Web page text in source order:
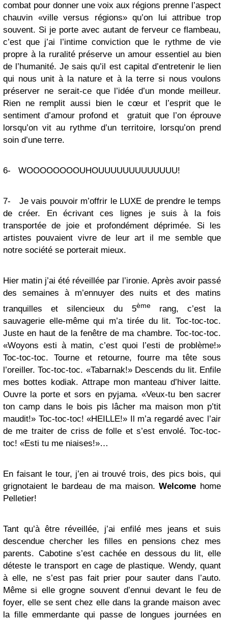
combat pour donner une voix aux régions prenne l’aspect
chauvin «ville versus régions» qu’on lui attribue trop
souvent. Si je porte avec autant de ferveur ce flambeau,
c’est que j’ai l’intime conviction que le rythme de vie
propre à la ruralité préserve un amour essentiel au bien
de l’humanité. Je sais qu’il est capital d’entretenir le lien
qui nous unit à la nature et à la terre si nous voulons
préserver ne serait-ce que l’idée d’un monde meilleur.
Rien ne remplit aussi bien le cœur et l’esprit que le
sentiment d’amour profond et gratuit que l’on éprouve
lorsqu’on vit au rythme d’un territoire, lorsqu’on prend
soin d’une terre.
6- WOOOOOOOOUHOUUUUUUUUUUUUU!
7- Je vais pouvoir m’offrir le LUXE de prendre le temps
de créer. En écrivant ces lignes je suis à la fois
transportée de joie et profondément déprimée. Si les
artistes pouvaient vivre de leur art il me semble que
notre société se porterait mieux.
Hier matin j’ai été réveillée par l’ironie. Après avoir passé
des semaines à m’ennuyer des nuits et des matins
tranquilles et silencieux du 5èmerang, c’est la
sauvagerie elle-même qui m’a tirée du lit. Toc-toc-toc.
Juste en haut de la fenêtre de ma chambre. Toc-toc-toc.
«Woyons esti à matin, c’est quoi l’esti de problème!»
Toc-toc-toc. Tourne et retourne, fourre ma tête sous
l’oreiller. Toc-toc-toc. «Tabarnak!» Descends du lit. Enfile
mes bottes kodiak. Attrape mon manteau d’hiver laitte.
Ouvre la porte et sors en pyjama. «Veux-tu ben sacrer
ton camp dans le bois pis lâcher ma maison mon p’tit
maudit!» Toc-toc-toc! «HEILLE!» Il m’a regardé avec l’air
de me traiter de criss de folle et s’est envolé. Toc-toc-
toc! «Esti tu me niaises!»…
En faisant le tour, j’en ai trouvé trois, des pics bois, qui
grignotaient le bardeau de ma maison.Welcome home
Pelletier!
Tant qu’à être réveillée, j’ai enfilé mes jeans et suis
descendue chercher les filles en pensions chez mes
parents. Cabotine s’est cachée en dessous du lit, elle
déteste le transport en cage de plastique. Wendy, quant
à elle, ne s’est pas fait prier pour sauter dans l’auto.
Même si elle grogne souvent d’ennui devant le feu de
foyer, elle se sent chez elle dans la grande maison avec
la fille emmerdante qui passe de longues journées en